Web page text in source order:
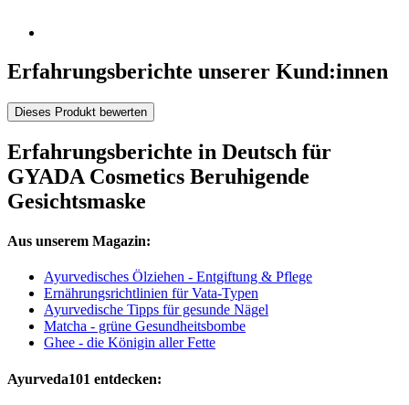
Erfahrungsberichte unserer Kund:innen
Dieses Produkt bewerten
Erfahrungsberichte in Deutsch für
GYADA Cosmetics Beruhigende
Gesichtsmaske
Aus unserem Magazin:
Ayurvedisches Ölziehen - Entgiftung & Pflege
Ernährungsrichtlinien für Vata-Typen
Ayurvedische Tipps für gesunde Nägel
Matcha - grüne Gesundheitsbombe
Ghee - die Königin aller Fette
Ayurveda101 entdecken: